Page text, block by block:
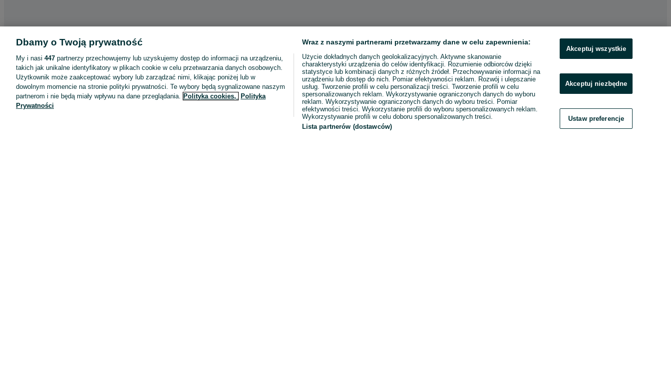
Dbamy o Twoją prywatność
My i nasi 447 partnerzy przechowujemy lub uzyskujemy dostęp do informacji na urządzeniu,
takich jak unikalne identyfikatory w plikach cookie w celu przetwarzania danych osobowych.
Użytkownik może zaakceptować wybory lub zarządzać nimi, klikając poniżej lub w
dowolnym momencie na stronie polityki prywatności. Te wybory będą sygnalizowane naszym
partnerom i nie będą miały wpływu na dane przeglądania. Polityka cookies,
Polityka
Prywatności
Wraz z naszymi partnerami przetwarzamy dane w celu zapewnienia:
Użycie dokładnych danych geolokalizacyjnych. Aktywne skanowanie
charakterystyki urządzenia do celów identyfikacji. Rozumienie odbiorców dzięki
statystyce lub kombinacji danych z różnych źródeł. Przechowywanie informacji na
urządzeniu lub dostęp do nich. Pomiar efektywności reklam. Rozwój i ulepszanie
usług. Tworzenie profili w celu personalizacji treści. Tworzenie profili w celu
spersonalizowanych reklam. Wykorzystywanie ograniczonych danych do wyboru
reklam. Wykorzystywanie ograniczonych danych do wyboru treści. Pomiar
efektywności treści. Wykorzystanie profili do wyboru spersonalizowanych reklam.
Wykorzystywanie profili w celu doboru spersonalizowanych treści.
Lista partnerów (dostawców)
Akceptuj wszystkie
Akceptuj niezbędne
Ustaw preferencje